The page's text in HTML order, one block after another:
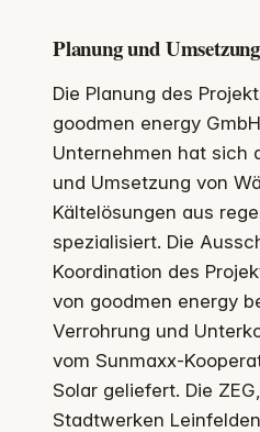
Planung und Umsetzung
Die Planung des
goodmen energy
Unternehmen hat sich
und Umsetzung von
Kältelösungen aus
spezialisiert. Die
Koordination des
von goodmen energy
Verrohrung und
vom Sunmaxx-
Solar geliefert. Die
Stadtwerken